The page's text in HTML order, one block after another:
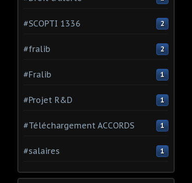
#SCOPTI 1336 2
#fralib 2
#Fralib 1
#Projet R&D 1
#Téléchargement ACCORDS 1
#salaires 1